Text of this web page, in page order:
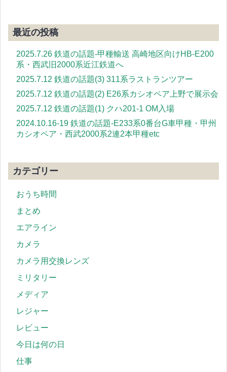
最近の投稿
2025.7.26 鉄道の話題-甲種輸送 高崎地区向けHB-E200
系・西武旧2000系近江鉄道へ
2025.7.12 鉄道の話題(3) 311系ラストランツアー
2025.7.12 鉄道の話題(2) E26系カシオペア上野で展示会
2025.7.12 鉄道の話題(1) クハ201-1 OM入場
2024.10.16-19 鉄道の話題-E233系0番台G車甲種・甲州
カシオペア・西武2000系2連2本甲種etc
カテゴリー
おうち時間
まとめ
エアライン
カメラ
カメラ用交換レンズ
ミリタリー
メディア
レジャー
レビュー
今日は何の日
仕事